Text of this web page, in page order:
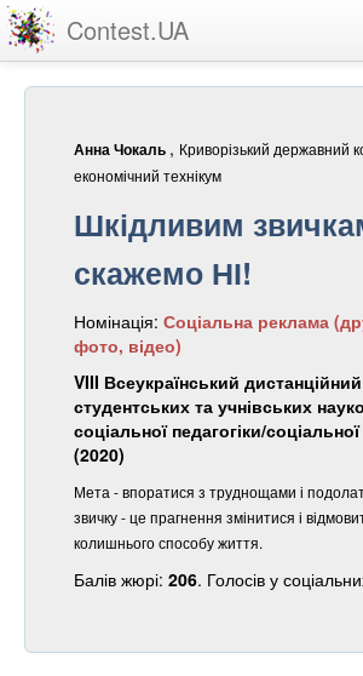
Contest.UA
Статистика
Про проект
реєстрація
Анна Чокаль , Криворізький державний
економічний технікум
Шкідливим
скажемо НІ!
Номінація: Соціальна реклама
фото, відео)
VIII Всеукраїнський
студентських та учнівських
соціальної педагогіки/
(2020)
Мета - впоратися з труднощами і
звичку - це прагнення змінитися і
колишнього способу життя.
Балів жюрі: 206. Голосів у